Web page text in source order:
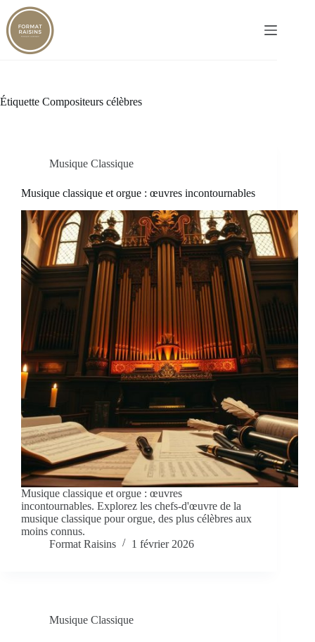
Passer
au
contenu
Étiquette Compositeurs célèbres
Musique Classique
Musique classique et orgue : œuvres incontournables
Musique classique et orgue : œuvres
incontournables. Explorez les chefs-d'œuvre de la
musique classique pour orgue, des plus célèbres aux
moins connus.
Format Raisins
1 février 2026
Musique Classique